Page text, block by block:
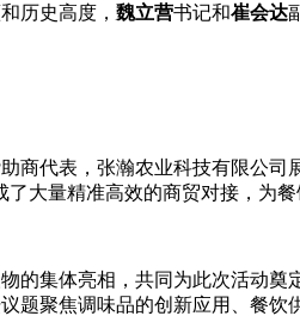
历史高度， 魏立营书记和崔会达
商代表，张瀚农业科技有限公
了大量精准高效的商贸对接，为
的集体亮相，共同为此次活动奠
题聚焦调味品的创新应用、餐饮